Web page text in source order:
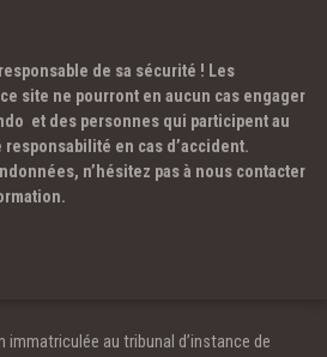
de sa sécurité ! Les
site ne pourront en aucun cas engager
et des personnes qui participent au
en cas d’accident.
n’hésitez pas à nous contacter
immatriculée au tribunal d’instance de